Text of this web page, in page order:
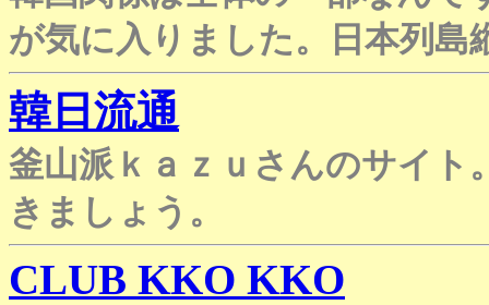
が気に入りました。日本列島
韓日流通
釜山派ｋａｚｕさんのサイト
きましょう。
CLUB KKO KKO